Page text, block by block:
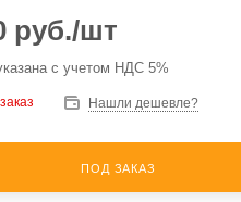
руб./шт
с учетом НДС 5%
Нашли дешевле?
ПОД ЗАКАЗ